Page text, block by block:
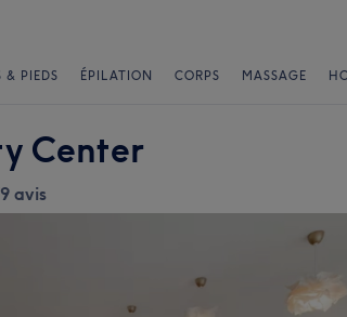
& PIEDS ÉPILATION CORPS MASSAGE
Center
avis